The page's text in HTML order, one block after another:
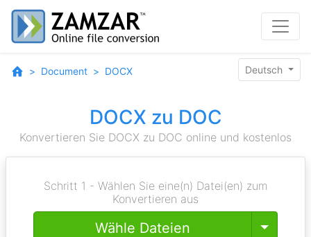
Document DOCX Deutsch
DOCX zu DOC
Konvertieren Sie DOCX zu DOC online und kostenlos
Schritt 1 - Wählen Sie eine(n) Datei(en) zum
Konvertieren aus
Wähle Dateien Toggle